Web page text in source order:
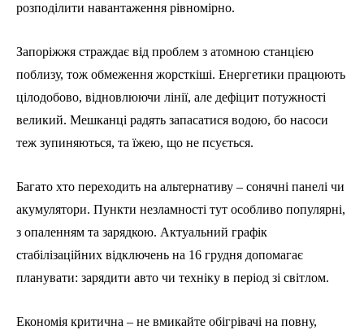
розподілити навантаження рівномірно.
Запоріжжя страждає від проблем з атомною станцією
поблизу, тож обмеження жорсткіші. Енергетики працюють
цілодобово, відновлюючи лінії, але дефіцит потужності
великий. Мешканці радять запасатися водою, бо насоси
теж зупиняються, та їжею, що не псується.
Багато хто переходить на альтернативу – сонячні панелі чи
акумулятори. Пункти незламності тут особливо популярні,
з опаленням та зарядкою. Актуальний графік
стабілізаційних відключень на 16 грудня допомагає
планувати: зарядити авто чи техніку в період зі світлом.
Економія критична – не вмикайте обігрівачі на повну,